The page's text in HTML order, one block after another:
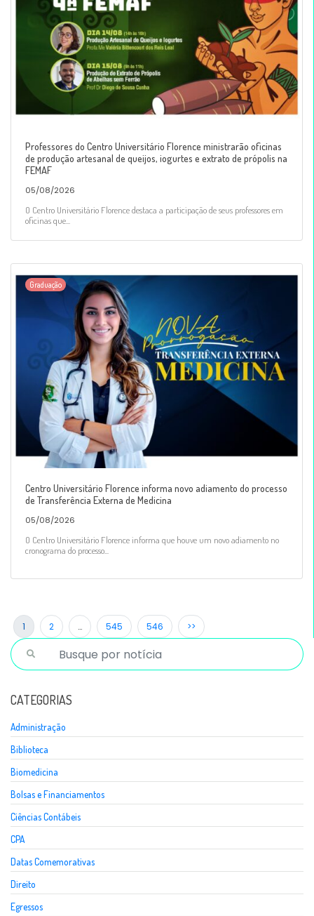
Professores do Centro Universitário Florence ministrarão oficinas
de produção artesanal de queijos, iogurtes e extrato de própolis na
FEMAF
05/08/2026
O Centro Universitário Florence destaca a participação de seus professores em
oficinas que...
Graduação
Centro Universitário Florence informa novo adiamento do processo
de Transferência Externa de Medicina
05/08/2026
O Centro Universitário Florence informa que houve um novo adiamento no
cronograma do processo...
1 2 … 545 546 >>
CATEGORIAS
Administração
Biblioteca
Biomedicina
Bolsas e Financiamentos
Ciências Contábeis
CPA
Datas Comemorativas
Direito
Egressos